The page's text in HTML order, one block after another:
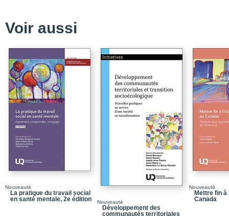
L’action
Partie 1_Pratiques
Chapitre
L’expérience
Chapitre 2_Histoire
Chapitre 3_Pratiques
tendances actuelles
Chapitre 4_L’action
Partie 2_Pratique
Chapitre 5_Les
communautés rurales
Chapitre 6_Une
Voir aussi
Nouveauté
La pratique du travail social
en santé mentale, 2e édition
Nouveauté
Développement des
communautés territoriales
Nouveauté
Mettre fin
Canada